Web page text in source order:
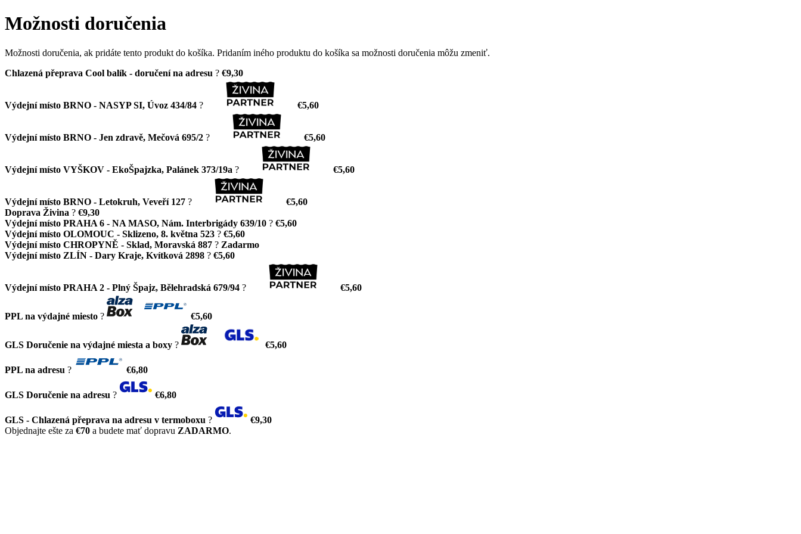
Možnosti doručenia
Možnosti doručenia, ak pridáte tento produkt do košíka. Pridaním iného produktu do košíka sa možnosti doručenia môžu zmeniť.
Chlazená přeprava Cool balík - doručení na adresu ? €9,30
Výdejní místo BRNO - NASYP SI, Úvoz 434/84 ? €5,60
Výdejní místo BRNO - Jen zdravě, Mečová 695/2 ? €5,60
Výdejní místo VYŠKOV - EkoŠpajzka, Palánek 373/19a ? €5,60
Výdejní místo BRNO - Letokruh, Veveří 127 ?
€5,60
Doprava Živina ? €9,30
Výdejní místo PRAHA 6 - NA MASO, Nám. Interbrigády 639/10 ? €5,60
Výdejní místo OLOMOUC - Sklizeno, 8. května 523 ? €5,60
Výdejní místo CHROPYNĚ - Sklad, Moravská 887 ? Zadarmo
Výdejní místo ZLÍN - Dary Kraje, Kvítková 2898 ? €5,60
Výdejní místo PRAHA 2 - Plný Špajz, Bělehradská 679/94 ? €5,60
PPL na výdajné miesto ? €5,60
GLS Doručenie na výdajné miesta a boxy ? €5,60
PPL na adresu ? €6,80
GLS Doručenie na adresu ? €6,80
GLS - Chlazená přeprava na adresu v termoboxu ?
€9,30
Objednajte ešte za €70 a budete mať dopravu ZADARMO.